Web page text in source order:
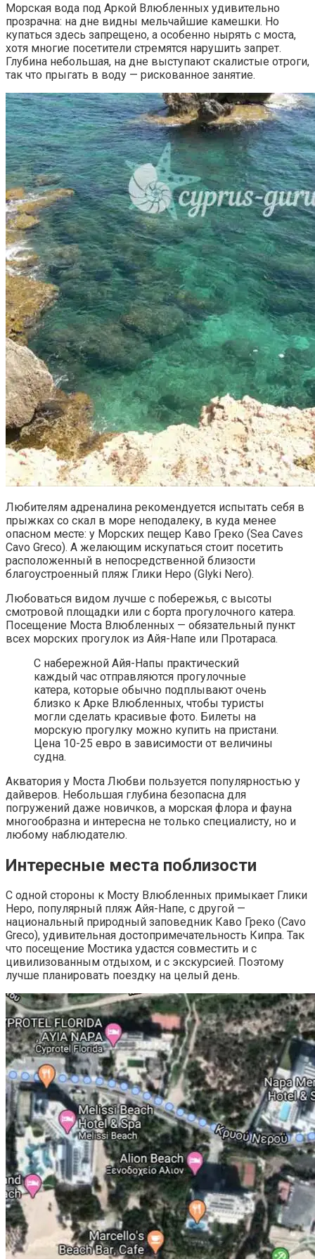
Морская вода под Аркой Влюбленных удивительно
прозрачна: на дне видны мельчайшие камешки. Но
купаться здесь запрещено, а особенно нырять с моста,
хотя многие посетители стремятся нарушить запрет.
Глубина небольшая, на дне выступают скалистые отроги,
так что прыгать в воду — рискованное занятие.
Любителям адреналина рекомендуется испытать себя в
прыжках со скал в море неподалеку, в куда менее
опасном месте: у Морских пещер Каво Греко (Sea Caves
Cavo Greco). А желающим искупаться стоит посетить
расположенный в непосредственной близости
благоустроенный пляж Глики Неро (Glyki Nero).
Любоваться видом лучше с побережья, с высоты
смотровой площадки или с борта прогулочного катера.
Посещение Моста Влюбленных — обязательный пункт
всех морских прогулок из Айя-Напе или Протараса.
С набережной Айя-Напы практический
каждый час отправляются прогулочные
катера, которые обычно подплывают очень
близко к Арке Влюбленных, чтобы туристы
могли сделать красивые фото. Билеты на
морскую прогулку можно купить на пристани.
Цена 10-25 евро в зависимости от величины
судна.
Акватория у Моста Любви пользуется популярностью у
дайверов. Небольшая глубина безопасна для
погружений даже новичков, а морская флора и фауна
многообразна и интересна не только специалисту, но и
любому наблюдателю.
Интересные места поблизости
С одной стороны к Мосту Влюбленных примыкает Глики
Неро, популярный пляж Айя-Напе, с другой —
национальный природный заповедник Каво Греко (Cavo
Greco), удивительная достопримечательность Кипра. Так
что посещение Мостика удастся совместить и с
цивилизованным отдыхом, и с экскурсией. Поэтому
лучше планировать поездку на целый день.